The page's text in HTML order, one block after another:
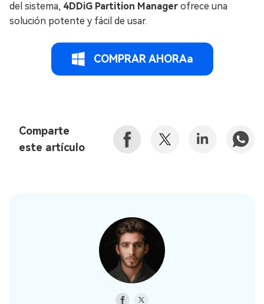
del sistema, 4DDiG Partition Manager ofrece una
solución potente y fácil de usar.
COMPRAR AHORAa
Comparte
este artículo